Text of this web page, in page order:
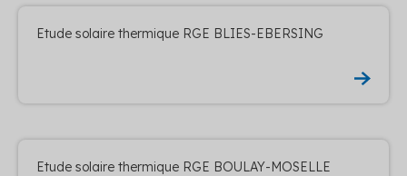
Etude solaire thermique RGE BLIES-EBERSING
Etude solaire thermique RGE BOULAY-MOSELLE